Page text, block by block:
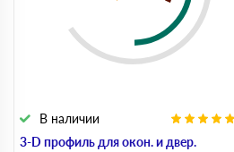
3-D профиль для окон. и двер.
В наличии